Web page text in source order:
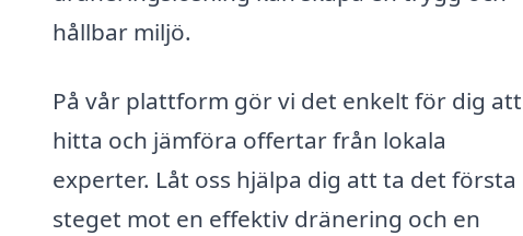
hållbar miljö.
På vår plattform gör vi det enkelt för dig att
hitta och jämföra offertar från lokala
experter. Låt oss hjälpa dig att ta det första
steget mot en effektiv dränering och en